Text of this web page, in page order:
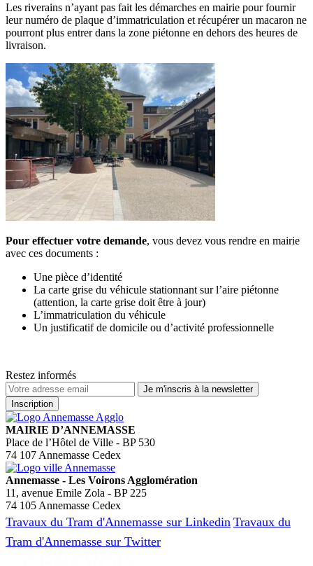
Les riverains n’ayant pas fait les démarches en mairie pour fournir
leur numéro de plaque d’immatriculation et récupérer un macaron ne
pourront plus entrer dans la zone piétonne en dehors des heures de
livraison.
Pour effectuer votre demande, vous devez vous rendre en mairie
avec ces documents :
Une pièce d’identité
La carte grise du véhicule stationnant sur l’aire piétonne
(attention, la carte grise doit être à jour)
L’immatriculation du véhicule
Un justificatif de domicile ou d’activité professionnelle
Restez informés
MAIRIE D’ANNEMASSE
Place de l’Hôtel de Ville - BP 530
74 107 Annemasse Cedex
Annemasse - Les Voirons Agglomération
11, avenue Emile Zola - BP 225
74 105 Annemasse Cedex
Travaux du Tram d'Annemasse sur Linkedin Travaux du
Tram d'Annemasse sur Twitter